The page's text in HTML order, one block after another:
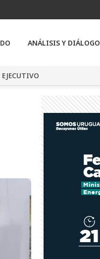
ANÁLISIS Y DIÁLOGO
EJECUTIVO